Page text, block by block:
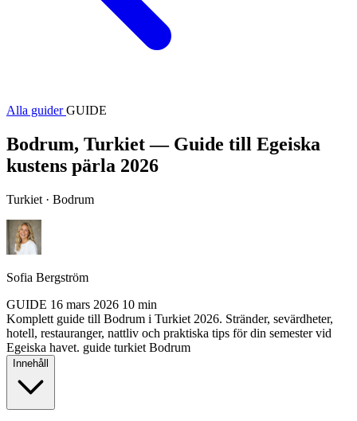
Alla guiderGUIDE
Bodrum, Turkiet — Guide till Egeiska
kustens pärla 2026
Turkiet · Bodrum
Sofia Bergström
GUIDE 16 mars 2026 10 min
Komplett guide till Bodrum i Turkiet 2026. Stränder, sevärdheter,
hotell, restauranger, nattliv och praktiska tips för din semester vid
Egeiska havet. guide turkiet Bodrum
Innehåll